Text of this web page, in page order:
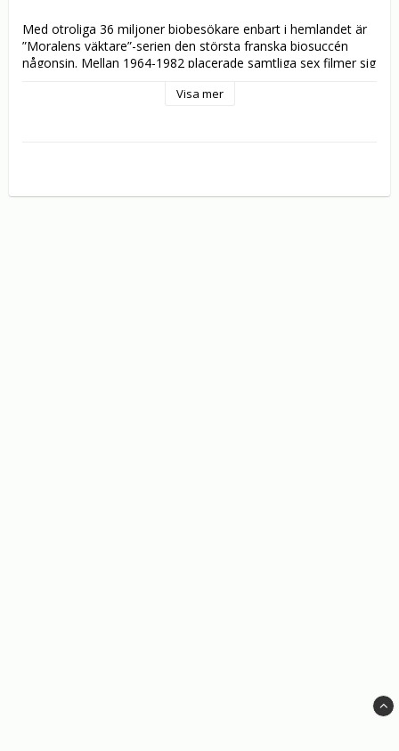
Med otroliga 36 miljoner biobesökare enbart i hemlandet är
”Moralens väktare”-serien den största franska biosuccén
någonsin. Mellan 1964-1982 placerade samtliga sex filmer sig
räkna med att Cruchots ursinne når orkanstyrka när han
Visa mer